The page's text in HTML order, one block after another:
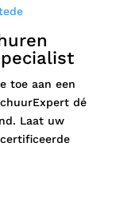
toe aan een
dé
Laat uw